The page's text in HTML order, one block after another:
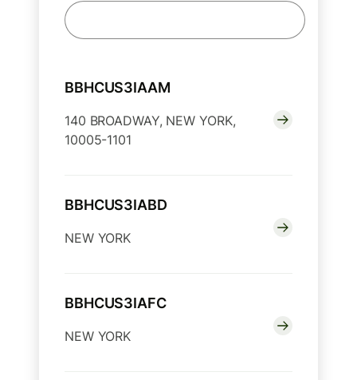
BBHCUS3IAAM
140 BROADWAY, NEW YORK,
10005-1101
BBHCUS3IABD
NEW YORK
BBHCUS3IAFC
NEW YORK